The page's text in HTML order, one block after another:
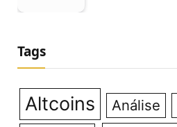
Tags
Altcoins Análise